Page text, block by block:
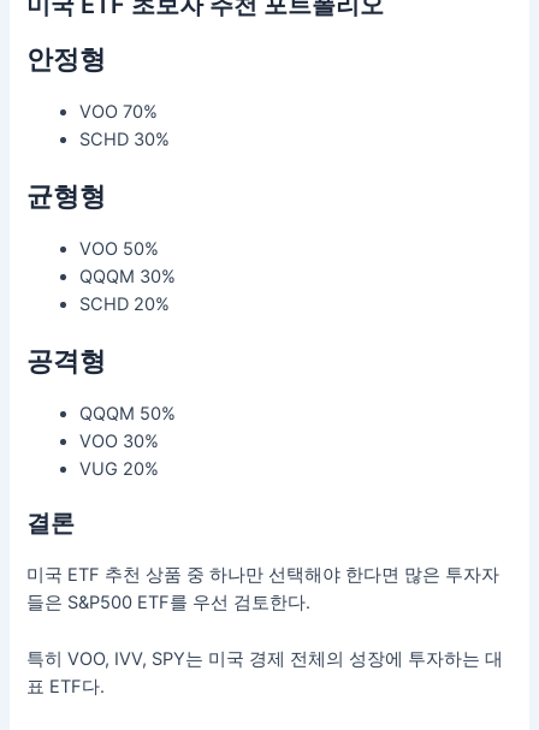
안정형
VOO 70%
SCHD 30%
균형형
VOO 50%
QQQM 30%
SCHD 20%
공격형
QQQM 50%
VOO 30%
VUG 20%
결론
미국 ETF 추천 상품 중 하나만 선택해야 한다면 많은 투자자
들은 S&P500 ETF를 우선 검토한다.
특히 VOO, IVV, SPY는 미국 경제 전체의 성장에 투자하는 대
표 ETF다.